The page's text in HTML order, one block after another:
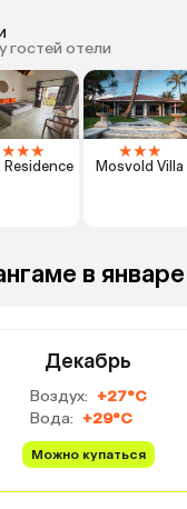
гостей отели
★★★
Residence
★★★
Mosvold Villa
в январе
Декабрь
Воздух: +27°C
Вода: +29°C
Можно купаться